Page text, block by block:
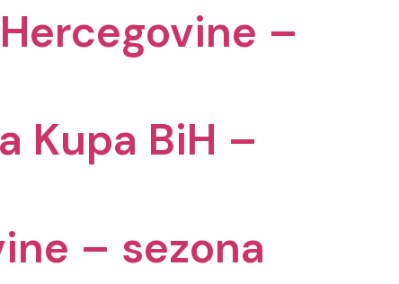
–
Kupa BiH –
– sezona